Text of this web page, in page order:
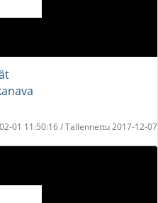
01 11:50:16 / Tallennettu 2017-12-07